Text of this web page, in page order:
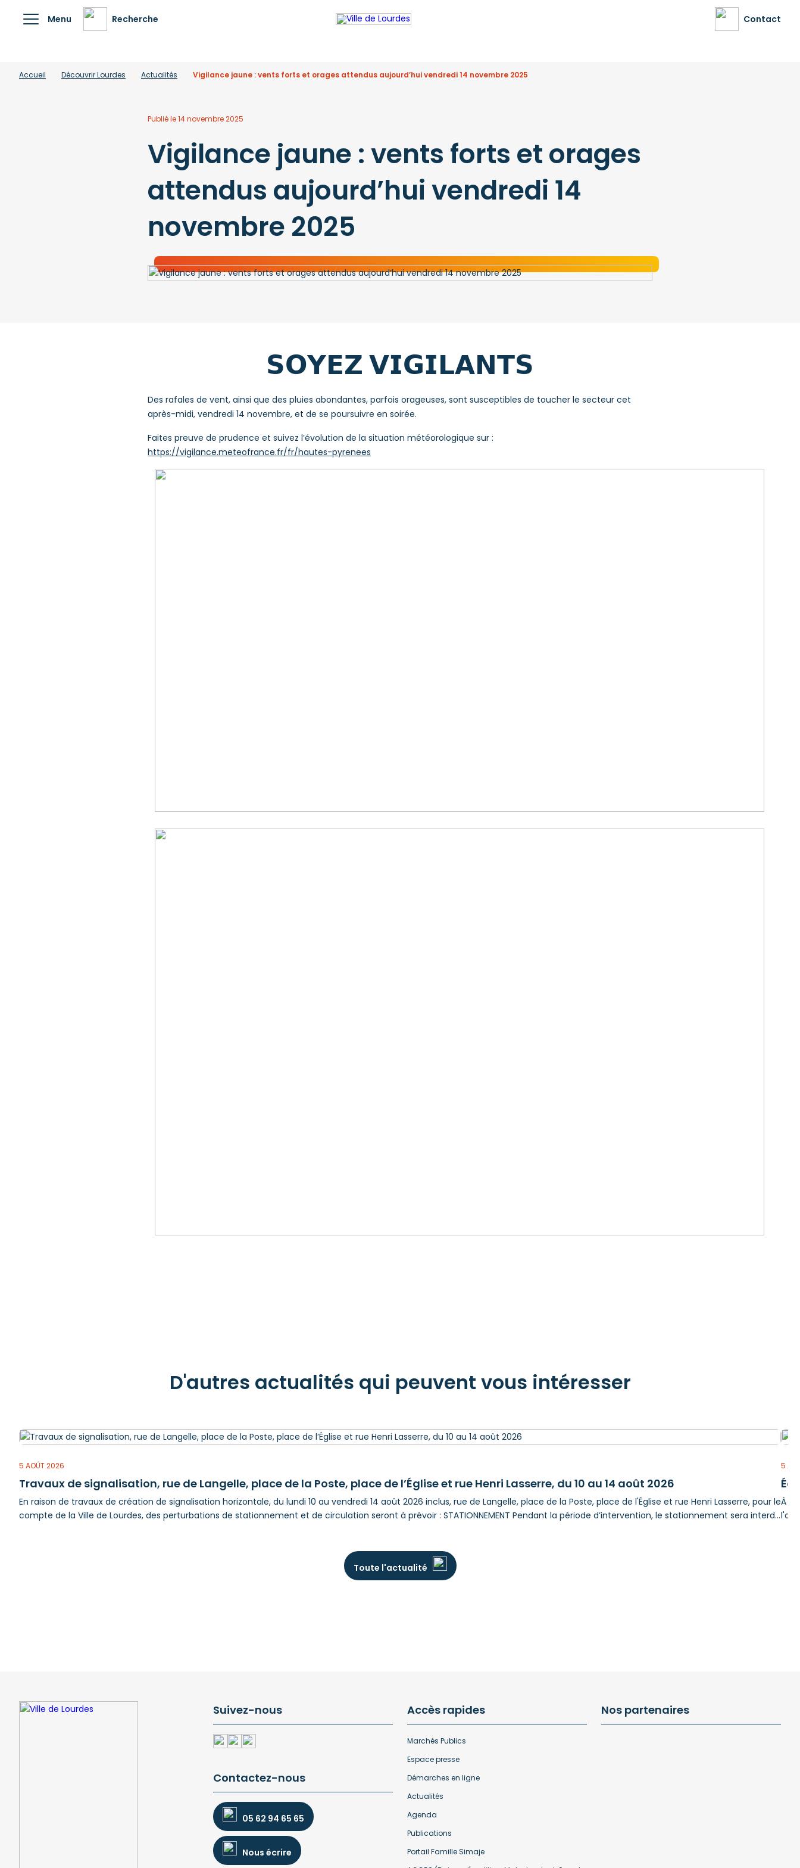
Menu Recherche Contact
Accueil Découvrir Lourdes Actualités Vigilance jaune : vents forts et orages attendus aujourd’hui vendredi 14 novembre 2025
Publié le 14 novembre 2025
Vigilance jaune : vents forts et orages
attendus aujourd’hui vendredi 14
novembre 2025
𝗦𝗢𝗬𝗘𝗭 𝗩𝗜𝗚𝗜𝗟𝗔𝗡𝗧𝗦
Des rafales de vent, ainsi que des pluies abondantes, parfois orageuses, sont susceptibles de toucher le secteur cet
après-midi, vendredi 14 novembre, et de se poursuivre en soirée.
Faites preuve de prudence et suivez l’évolution de la situation météorologique sur :
https://vigilance.meteofrance.fr/fr/hautes-pyrenees
D'autres actualités qui peuvent vous intéresser
5 AOÛT 2026
Travaux de signalisation, rue de Langelle, place de la Poste, place de l’Église et rue Henri Lasserre, du 10 au 14 août 2026
En raison de travaux de création de signalisation horizontale, du lundi 10 au vendredi 14 août 2026 inclus, rue de Langelle, place de la Poste, place de l'Église et rue Henri Lasserre, pour le
compte de la Ville de Lourdes, des perturbations de stationnement et de circulation seront à prévoir : STATIONNEMENT Pendant la période d’intervention, le stationnement sera interdit
5
À
Toute l'actualité
Suivez-nous
Contactez-nous
05 62 94 65 65
Nous écrire
Accès rapides
Marchés Publics
Espace presse
Démarches en ligne
Actualités
Agenda
Publications
Portail Famille Simaje
Nos partenaires